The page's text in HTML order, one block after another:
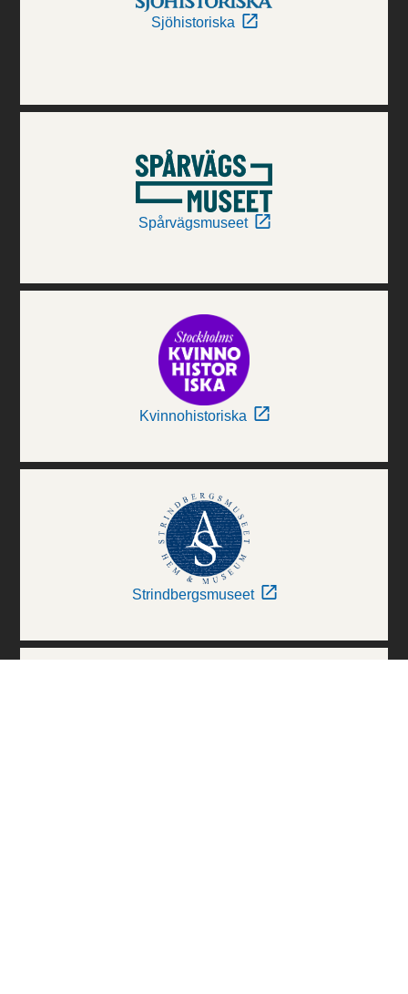
Sjöhistoriska
Spårvägsmuseet
Kvinnohistoriska
Strindbergsmuseet